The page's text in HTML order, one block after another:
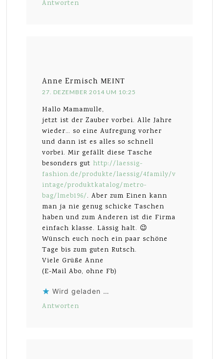
Antworten
Anne Ermisch MEINT
27. DEZEMBER 2014 UM 10:25
Hallo Mamamulle,
jetzt ist der Zauber vorbei. Alle Jahre
wieder… so eine Aufregung vorher
und dann ist es alles so schnell
vorbei. Mir gefällt diese Tasche
besonders gut http://laessig-
fashion.de/produkte/laessig/4family/v
intage/produktkatalog/metro-
bag/lmeb196/. Aber zum Einen kann
man ja nie genug schicke Taschen
haben und zum Anderen ist die Firma
einfach klasse. Lässig halt. 😉
Wünsch euch noch ein paar schöne
Tage bis zum guten Rutsch.
Viele Grüße Anne
(E-Mail Abo, ohne Fb)
Wird geladen …
Antworten